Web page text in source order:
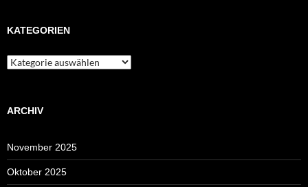
KATEGORIEN
Kategorien
ARCHIV
November 2025
Oktober 2025